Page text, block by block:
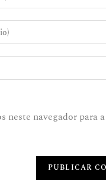
neste navegador para